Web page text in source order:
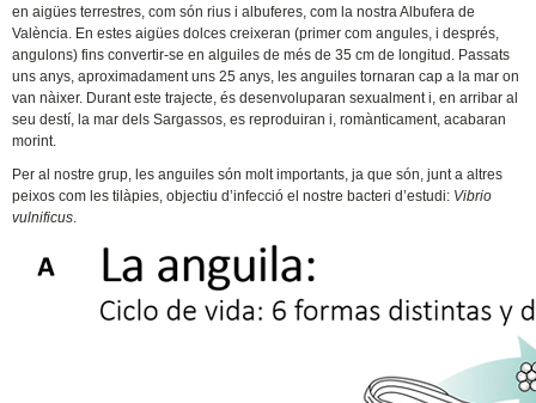
en aigües terrestres, com són rius i albuferes, com la nostra Albufera de
València. En estes aigües dolces creixeran (primer com angules, i després,
angulons) fins convertir-se en alguiles de més de 35 cm de longitud. Passats
uns anys, aproximadament uns 25 anys, les anguiles tornaran cap a la mar on
van nàixer. Durant este trajecte, és desenvoluparan sexualment i, en arribar al
seu destí, la mar dels Sargassos, es reproduiran i, romànticament, acabaran
morint.
Per al nostre grup, les anguiles són molt importants, ja que són, junt a altres
peixos com les tilàpies, objectiu d’infecció el nostre bacteri d’estudi: Vibrio
vulnificus.